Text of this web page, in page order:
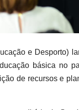
e Desporto)
básica no
de recursos e